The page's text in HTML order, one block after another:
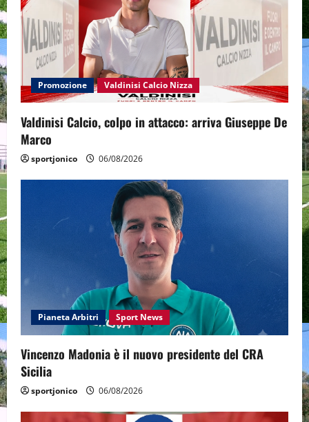
Promozione Valdinisi Calcio Nizza
Valdinisi Calcio, colpo in attacco: arriva Giuseppe De
Marco
sportjonico 06/08/2026
Pianeta Arbitri Sport News
Vincenzo Madonia è il nuovo presidente del CRA
Sicilia
sportjonico 06/08/2026